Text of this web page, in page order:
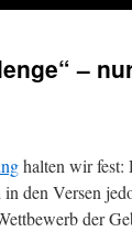
–
halten wir
den Versen
der